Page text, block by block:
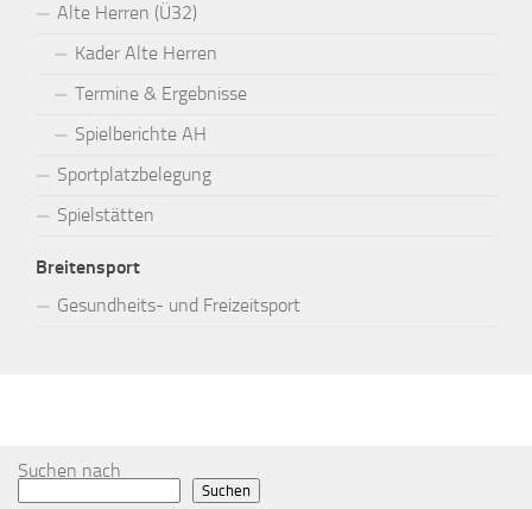
Alte Herren (Ü32)
Kader Alte Herren
Termine & Ergebnisse
Spielberichte AH
Sportplatzbelegung
Spielstätten
Breitensport
Gesundheits- und Freizeitsport
Suchen nach
Suchen